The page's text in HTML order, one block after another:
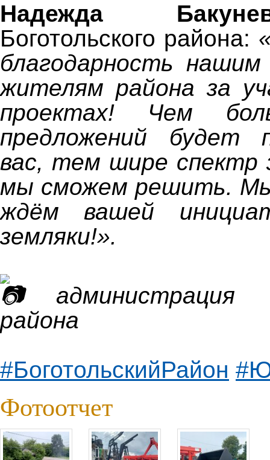
Надежда
Боготольского района:
благодарность
жителям района за
проектах! Чем
предложений будет
вас, тем шире спектр
мы сможем решить.
ждём вашей
земляки!».
администрация
района
#БоготольскийРайон
Фотоотчет